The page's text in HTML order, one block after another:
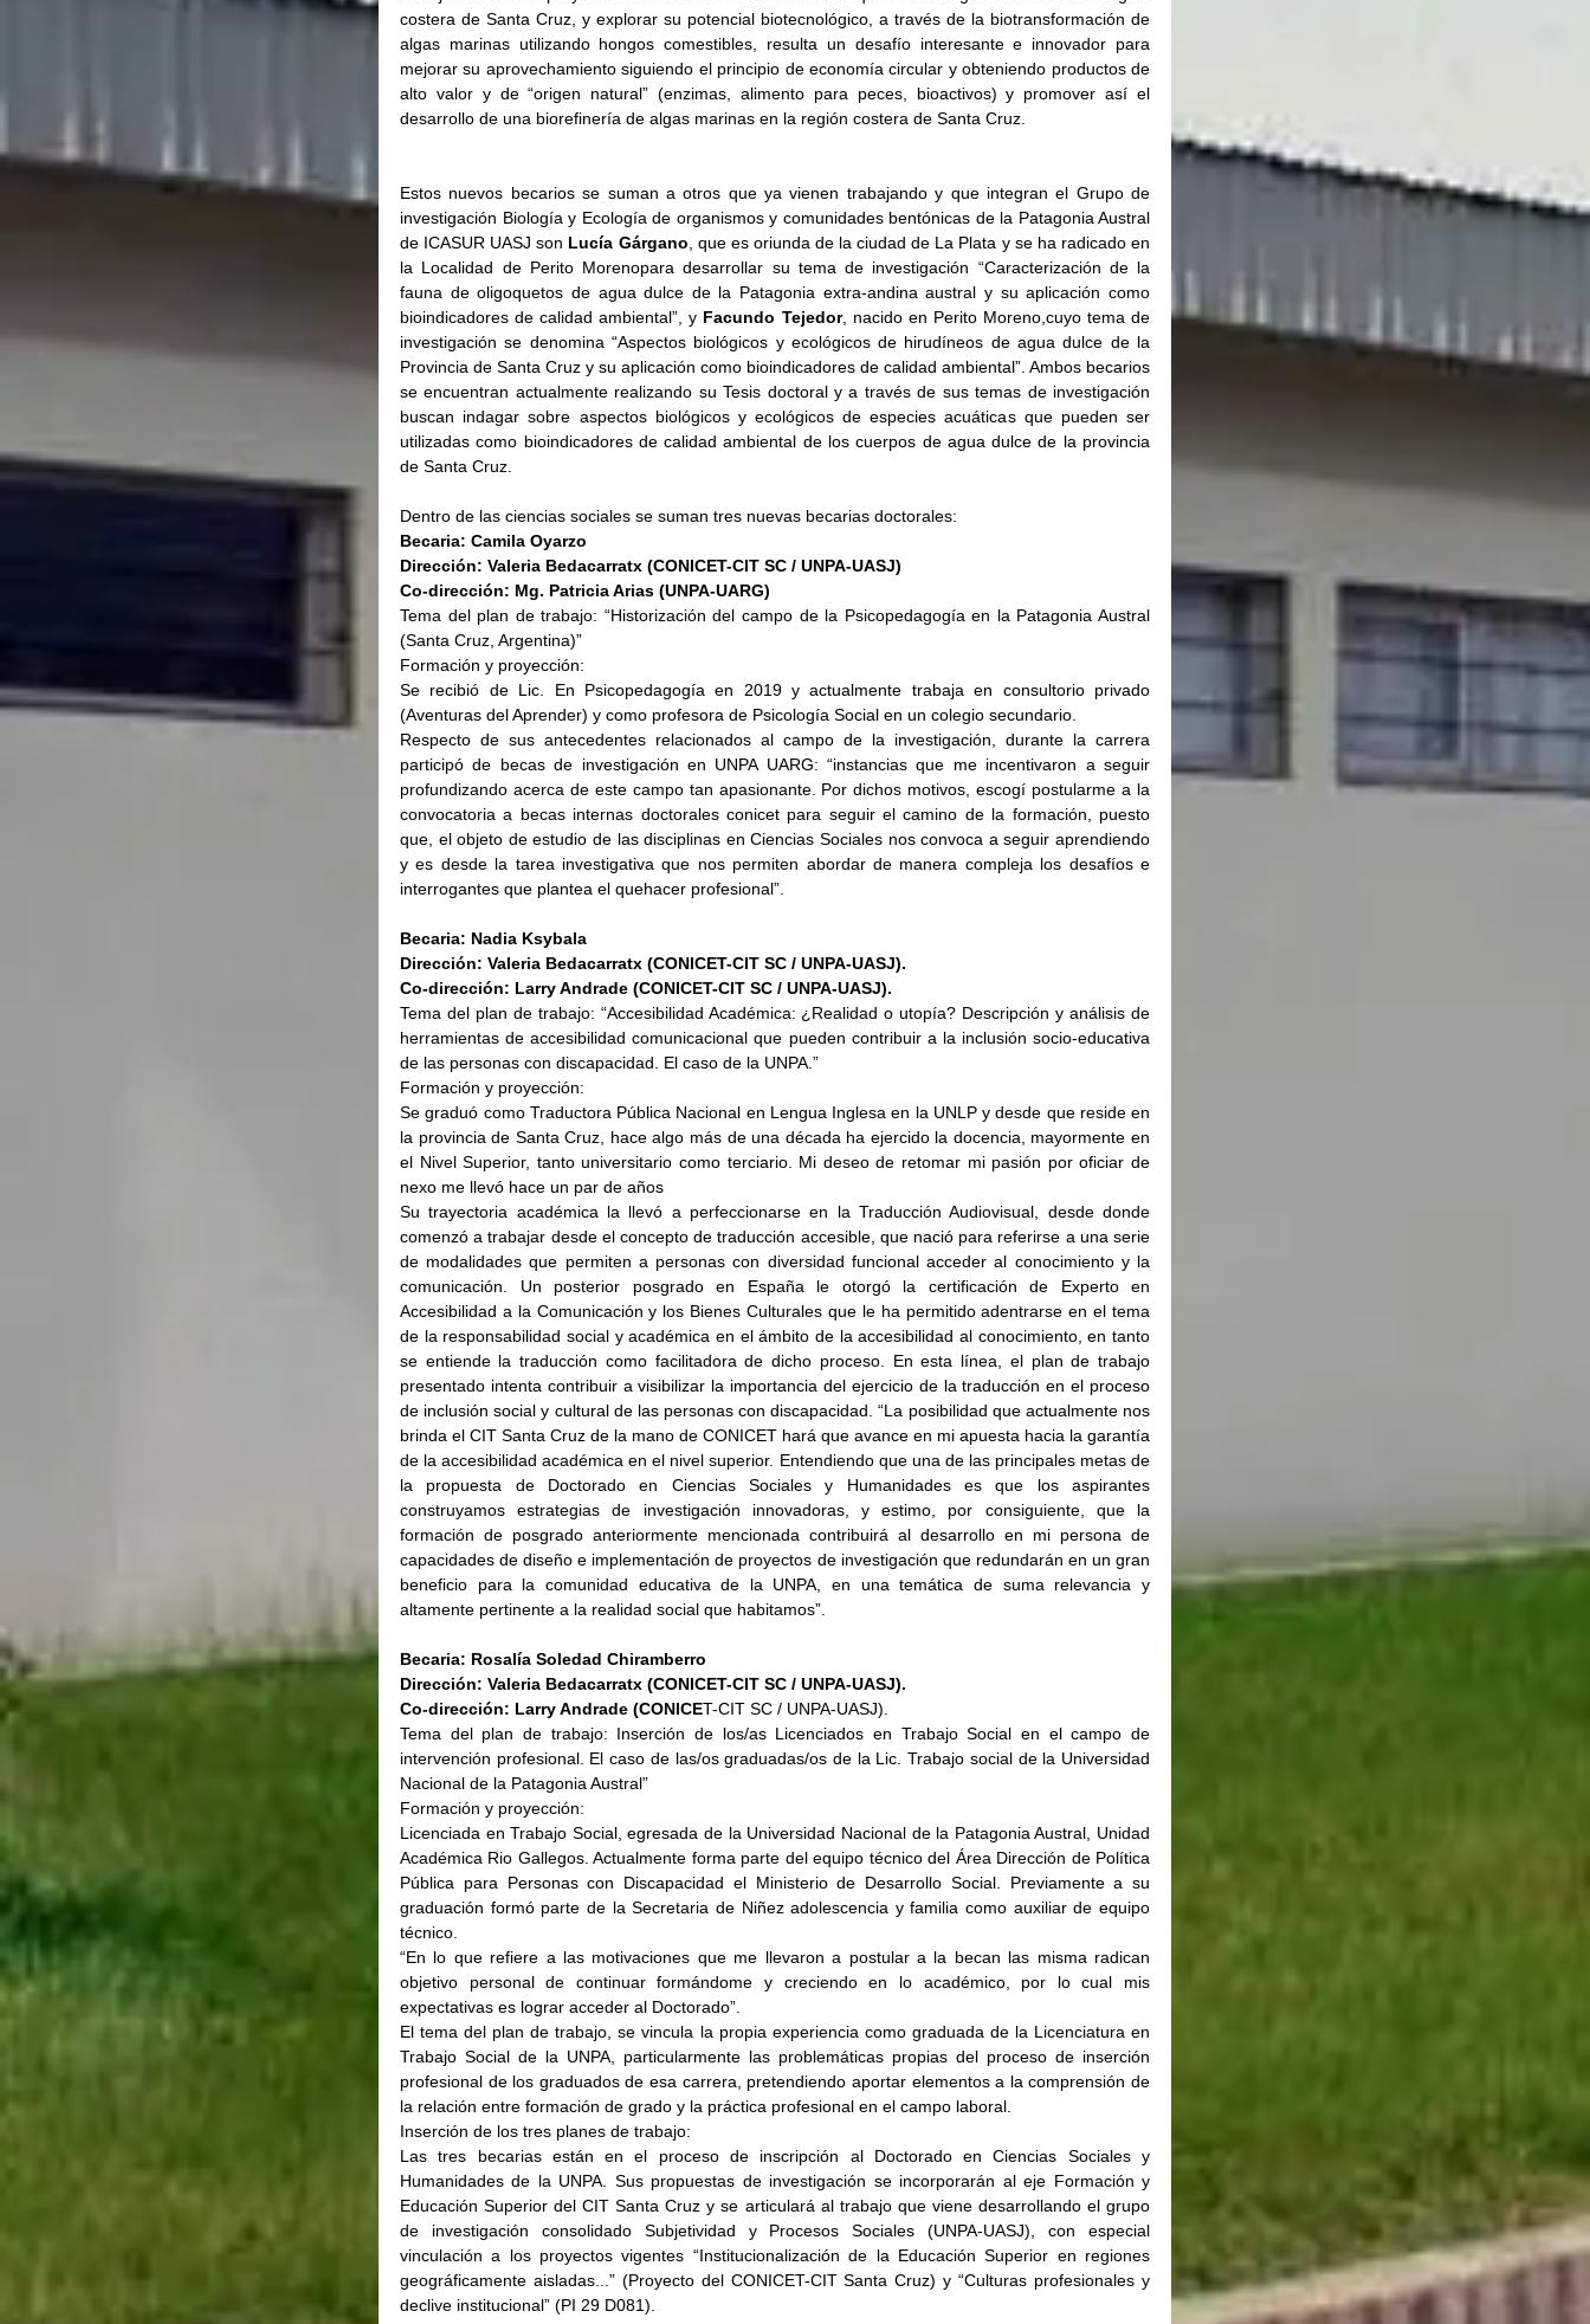
costera de Santa Cruz, y explorar su potencial biotecnológico, a través de la biotransformación de
algas marinas utilizando hongos comestibles, resulta un desafío interesante e innovador para
mejorar su aprovechamiento siguiendo el principio de economía circular y obteniendo productos de
alto valor y de “origen natural” (enzimas, alimento para peces, bioactivos) y promover así el
desarrollo de una biorefinería de algas marinas en la región costera de Santa Cruz.
Estos nuevos becarios se suman a otros que ya vienen trabajando y que integran el Grupo de
investigación Biología y Ecología de organismos y comunidades bentónicas de la Patagonia Austral
de ICASUR UASJ son Lucía Gárgano , que es oriunda de la ciudad de La Plata y se ha radicado en
la Localidad de Perito Morenopara desarrollar su tema de investigación “Caracterización de la
fauna de oligoquetos de agua dulce de la Patagonia extra-andina austral y su aplicación como
bioindicadores de calidad ambiental”, y Facundo Tejedor, nacido en Perito Moreno,cuyo tema de
investigación se denomina “Aspectos biológicos y ecológicos de hirudíneos de agua dulce de la
Provincia de Santa Cruz y su aplicación como bioindicadores de calidad ambiental”. Ambos becarios
se encuentran actualmente realizando su Tesis doctoral y a través de sus temas de investigación
buscan indagar sobre aspectos biológicos y ecológicos de especies acuáticas que pueden ser
utilizadas como bioindicadores de calidad ambiental de los cuerpos de agua dulce de la provincia
de Santa Cruz.
Dentro de las ciencias sociales se suman tres nuevas becarias doctorales:
Becaria: Camila Oyarzo
Dirección: Valeria Bedacarratx (CONICET-CIT SC / UNPA-UASJ)
Co-dirección: Mg. Patricia Arias (UNPA-UARG)
Tema del plan de trabajo: “Historización del campo de la Psicopedagogía en la Patagonia Austral
(Santa Cruz, Argentina)”
Formación y proyección:
Se recibió de Lic. En Psicopedagogía en 2019 y actualmente trabaja en consultorio privado
(Aventuras del Aprender) y como profesora de Psicología Social en un colegio secundario.
Respecto de sus antecedentes relacionados al campo de la investigación, durante la carrera
participó de becas de investigación en UNPA UARG: “instancias que me incentivaron a seguir
profundizando acerca de este campo tan apasionante. Por dichos motivos, escogí postularme a la
convocatoria a becas internas doctorales conicet para seguir el camino de la formación, puesto
que, el objeto de estudio de las disciplinas en Ciencias Sociales nos convoca a seguir aprendiendo
y es desde la tarea investigativa que nos permiten abordar de manera compleja los desafíos e
interrogantes que plantea el quehacer profesional”.
Becaria: Nadia Ksybala
Dirección: Valeria Bedacarratx (CONICET-CIT SC / UNPA-UASJ).
Co-dirección: Larry Andrade (CONICET-CIT SC / UNPA-UASJ).
Tema del plan de trabajo: “Accesibilidad Académica: ¿Realidad o utopía? Descripción y análisis de
herramientas de accesibilidad comunicacional que pueden contribuir a la inclusión socio-educativa
de las personas con discapacidad. El caso de la UNPA.”
Formación y proyección:
Se graduó como Traductora Pública Nacional en Lengua Inglesa en la UNLP y desde que reside en
la provincia de Santa Cruz, hace algo más de una década ha ejercido la docencia, mayormente en
el Nivel Superior, tanto universitario como terciario. Mi deseo de retomar mi pasión por oficiar de
nexo me llevó hace un par de años
Su trayectoria académica la llevó a perfeccionarse en la Traducción Audiovisual, desde donde
comenzó a trabajar desde el concepto de traducción accesible, que nació para referirse a una serie
de modalidades que permiten a personas con diversidad funcional acceder al conocimiento y la
comunicación. Un posterior posgrado en España le otorgó la certificación de Experto en
Accesibilidad a la Comunicación y los Bienes Culturales que le ha permitido adentrarse en el tema
de la responsabilidad social y académica en el ámbito de la accesibilidad al conocimiento, en tanto
se entiende la traducción como facilitadora de dicho proceso. En esta línea, el plan de trabajo
presentado intenta contribuir a visibilizar la importancia del ejercicio de la traducción en el proceso
de inclusión social y cultural de las personas con discapacidad. “La posibilidad que actualmente nos
brinda el CIT Santa Cruz de la mano de CONICET hará que avance en mi apuesta hacia la garantía
de la accesibilidad académica en el nivel superior. Entendiendo que una de las principales metas de
la propuesta de Doctorado en Ciencias Sociales y Humanidades es que los aspirantes
construyamos estrategias de investigación innovadoras, y estimo, por consiguiente, que la
formación de posgrado anteriormente mencionada contribuirá al desarrollo en mi persona de
capacidades de diseño e implementación de proyectos de investigación que redundarán en un gran
beneficio para la comunidad educativa de la UNPA, en una temática de suma relevancia y
altamente pertinente a la realidad social que habitamos”.
Becaria: Rosalía Soledad Chiramberro
Dirección: Valeria Bedacarratx (CONICET-CIT SC / UNPA-UASJ).
Co-dirección: Larry Andrade (CONICET-CIT SC / UNPA-UASJ).
Tema del plan de trabajo: Inserción de los/as Licenciados en Trabajo Social en el campo de
intervención profesional. El caso de las/os graduadas/os de la Lic. Trabajo social de la Universidad
Nacional de la Patagonia Austral”
Formación y proyección:
Licenciada en Trabajo Social, egresada de la Universidad Nacional de la Patagonia Austral, Unidad
Académica Rio Gallegos. Actualmente forma parte del equipo técnico del Área Dirección de Política
Pública para Personas con Discapacidad el Ministerio de Desarrollo Social. Previamente a su
graduación formó parte de la Secretaria de Niñez adolescencia y familia como auxiliar de equipo
técnico.
“En lo que refiere a las motivaciones que me llevaron a postular a la becan las misma radican
objetivo personal de continuar formándome y creciendo en lo académico, por lo cual mis
expectativas es lograr acceder al Doctorado”.
El tema del plan de trabajo, se vincula la propia experiencia como graduada de la Licenciatura en
Trabajo Social de la UNPA, particularmente las problemáticas propias del proceso de inserción
profesional de los graduados de esa carrera, pretendiendo aportar elementos a la comprensión de
la relación entre formación de grado y la práctica profesional en el campo laboral.
Inserción de los tres planes de trabajo:
Las tres becarias están en el proceso de inscripción al Doctorado en Ciencias Sociales y
Humanidades de la UNPA. Sus propuestas de investigación se incorporarán al eje Formación y
Educación Superior del CIT Santa Cruz y se articulará al trabajo que viene desarrollando el grupo
de investigación consolidado Subjetividad y Procesos Sociales (UNPA-UASJ), con especial
vinculación a los proyectos vigentes “Institucionalización de la Educación Superior en regiones
geográficamente aisladas...” (Proyecto del CONICET-CIT Santa Cruz) y “Culturas profesionales y
declive institucional” (PI 29 D081).